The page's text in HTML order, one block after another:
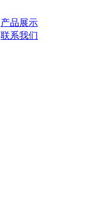
产品展示
联系我们